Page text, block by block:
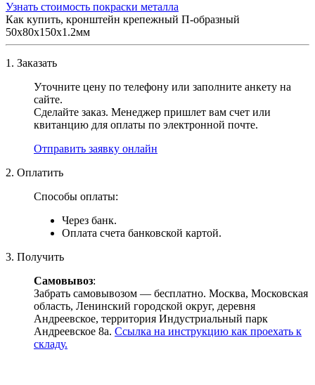
Узнать стоимость покраски металла
Как купить, кронштейн крепежный П-образный
50х80х150х1.2мм
1. Заказать
Уточните цену по телефону или заполните анкету на
сайте.
Сделайте заказ. Менеджер пришлет вам счет или
квитанцию для оплаты по электронной почте.
Отправить заявку онлайн
2. Оплатить
Способы оплаты:
Через банк.
Оплата счета банковской картой.
3. Получить
Самовывоз:
Забрать самовывозом — бесплатно. Москва, Московская
область, Ленинский городской округ, деревня
Андреевское, территория Индустриальный парк
Андреевское 8а. Ссылка на инструкцию как проехать к
складу.